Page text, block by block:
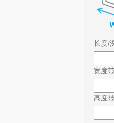
长度/
宽度
高度